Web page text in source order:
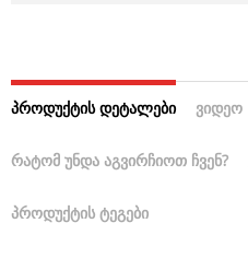
ᲞᲠᲝᲓᲣᲥᲢᲘᲡ ᲓᲔᲢᲐᲚᲔᲑᲘ ᲕᲘᲓᲔᲝ
ᲠᲐᲢᲝᲛ ᲣᲜᲓᲐ ᲐᲒᲕᲘᲠᲩᲘᲝᲗ ᲩᲕᲔᲜ?
ᲞᲠᲝᲓᲣᲥᲢᲘᲡ ᲢᲔᲒᲔᲑᲘ